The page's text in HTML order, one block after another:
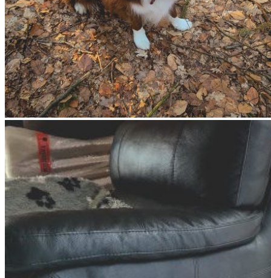
Cra­zy, Broad­me­a­dows Cra­zy
in Love
Spen­cer, Broad­me­a­dows Dis­co Inferno
Ella, Broad­me­a­dows Euphoria